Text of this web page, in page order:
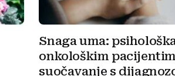
Snaga uma:
onkološkim
suočavanje s